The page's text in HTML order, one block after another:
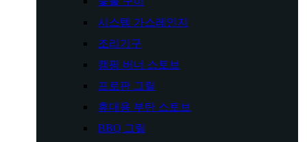
시스템 가스레인지
조리기구
캠핑 버너 스토브
프로판 그릴
휴대용 부탄 스토브
BBQ 그릴